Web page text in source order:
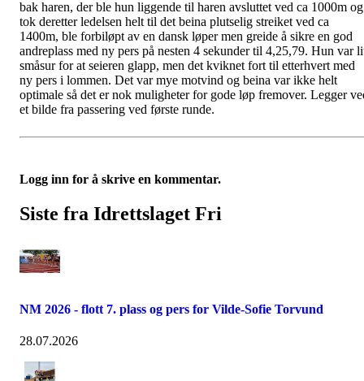
bak haren, der ble hun liggende til haren avsluttet ved ca 1000m og
tok deretter ledelsen helt til det beina plutselig streiket ved ca
1400m, ble forbiløpt av en dansk løper men greide å sikre en god
andreplass med ny pers på nesten 4 sekunder til 4,25,79. Hun var
småsur for at seieren glapp, men det kviknet fort til etterhvert med
ny pers i lommen. Det var mye motvind og beina var ikke helt
optimale så det er nok muligheter for gode løp fremover. Legger
et bilde fra passering ved første runde.
Logg inn for å skrive en kommentar.
Siste fra Idrettslaget Fri
NM 2026 - flott 7. plass og pers for Vilde-Sofie Torvund
28.07.2026